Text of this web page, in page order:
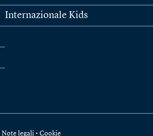
Internazionale Kids
Note legali • Cookie